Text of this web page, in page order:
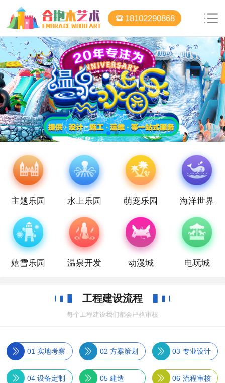
18102290868
主题乐园 水上乐园 萌宠乐园 海洋世界
嬉雪乐园 温泉开发 动漫城 电玩城
工程建设流程
每个工程建设我们都会严格审核
01 实地考察 02 方案策划 03 专业设计
04 设备定制 05 建造 06 流程审核